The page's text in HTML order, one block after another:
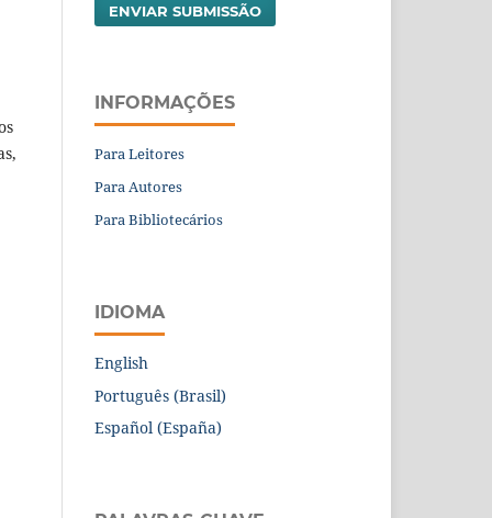
ENVIAR SUBMISSÃO
INFORMAÇÕES
Para Leitores
Para Autores
Para Bibliotecários
IDIOMA
English
Português (Brasil)
Español (España)